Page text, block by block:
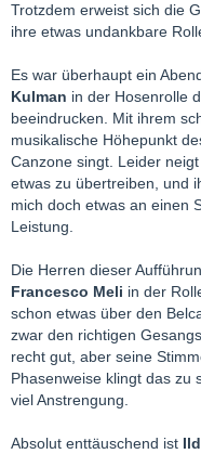
Trotzdem erweist sich die
ihre etwas undankbare
Es war überhaupt ein
Kulman in der Hosenrolle
beeindrucken. Mit ihrem
musikalische Höhepunkt
Canzone singt. Leider
etwas zu übertreiben, und
mich doch etwas an einen
Leistung.
Die Herren dieser
Francesco Meli in der
schon etwas über den
zwar den richtigen
recht gut, aber seine
Phasenweise klingt das zu
viel Anstrengung.
Absolut enttäuschend ist